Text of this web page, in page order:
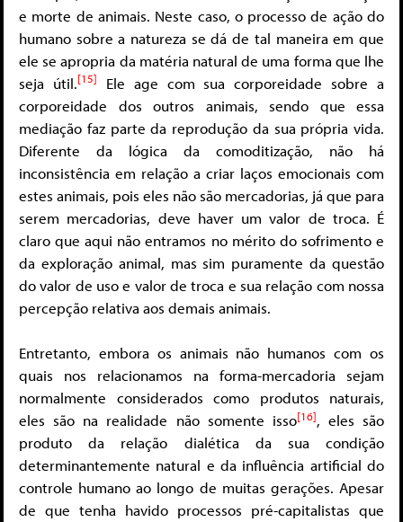
e morte de animais. Neste caso, o processo de ação do
humano sobre a natureza se dá de tal maneira em que
ele se apropria da matéria natural de uma forma que lhe
seja útil.[15]
Ele age com sua corporeidade sobre a
corporeidade dos outros animais, sendo que essa
mediação faz parte da reprodução da sua própria vida.
Diferente da lógica da comoditização, não há
inconsistência em relação a criar laços emocionais com
estes animais, pois eles não são mercadorias, já que para
serem mercadorias, deve haver um valor de troca. É
claro que aqui não entramos no mérito do sofrimento e
da exploração animal, mas sim puramente da questão
do valor de uso e valor de troca e sua relação com nossa
percepção relativa aos demais animais.
Entretanto, embora os animais não humanos com os
quais nos relacionamos na forma-mercadoria sejam
normalmente considerados como produtos naturais,
eles são na realidade não somente isso[16], eles são
produto da relação dialética da sua condição
determinantemente natural e da influência artificial do
controle humano ao longo de muitas gerações. Apesar
de que tenha havido processos pré-capitalistas que